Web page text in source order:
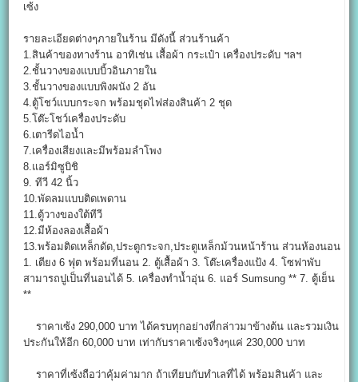
เซ้ง
รายละเอียดต่างๆภายในร้าน มีดังนี้ ส่วนร้านค้า
1.สินค้าของทางร้าน อาทิเช่น เสื้อผ้า กระเป๋า เครื่องประดับ ฯลฯ
2.ชั้นวางของแบบบิ้วอินภายใน
3.ชั้นวางของแบบพิงผนัง 2 อัน
4.ตู้โชว์แบบกระจก พร้อมชุดไฟส่องสินค้า 2 ชุด
5.โต๊ะโชว์เครื่องประดับ
6.เตารีดไอน้ำ
7.เครื่องเสียงและมีพร้อมลำโพง
8.แอร์มิซูบิชิ
9. ทีวี 42 นิ้ว
10.พัดลมแบบติดเพดาน
11.ตู้วางของใต้ทีวี
12.มีห้องลองเสื้อผ้า
13.พร้อมติดเหล็กดัด,ประตูกระจก,ประตูเหล็กม้วนหน้าร้าน ส่วนห้องนอน
1. เตียง 6 ฟุต พร้อมที่นอน 2. ตู้เสื้อผ้า 3. โต๊ะเครื่องแป้ง 4. โซฟาพับ
สามารถปูเป็นที่นอนได้ 5. เครื่องทำน้ำอุ่น 6. แอร์ Sumsung ** 7. ตู้เย็น
**
ราคาเซ้ง 290,000 บาท ได้ครบทุกอย่างที่กล่าวมาข้างต้น และรวมเงิน
ประกันให้อีก 60,000 บาท เท่ากับราคาเซ้งจริงๆแค่ 230,000 บาท
ราคาที่เซ้งถือว่าคุ้มค่ามาก ถ้าเทียบกับทำเลที่ได้ พร้อมสินค้า และ